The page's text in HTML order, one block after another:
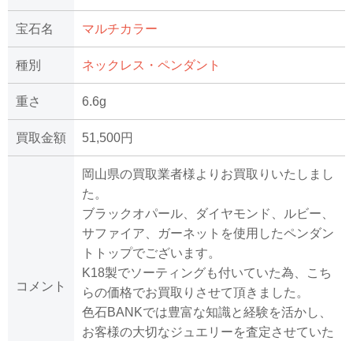
宝石名 マルチカラー
種別 ネックレス・ペンダント
重さ 6.6g
買取金額 51,500円
コメント
岡山県の買取業者様よりお買取りいたしまし
た。
ブラックオパール、ダイヤモンド、ルビー、
サファイア、ガーネットを使用したペンダン
トトップでございます。
K18製でソーティングも付いていた為、こち
らの価格でお買取りさせて頂きました。
色石BANKでは豊富な知識と経験を活かし、
お客様の大切なジュエリーを査定させていた